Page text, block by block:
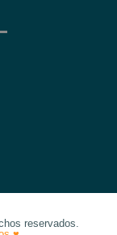
reservados.